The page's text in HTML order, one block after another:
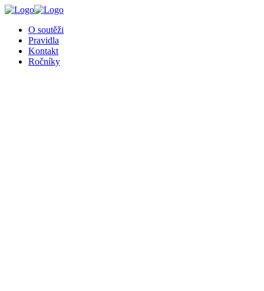
O soutěži
Pravidla
Kontakt
Ročníky